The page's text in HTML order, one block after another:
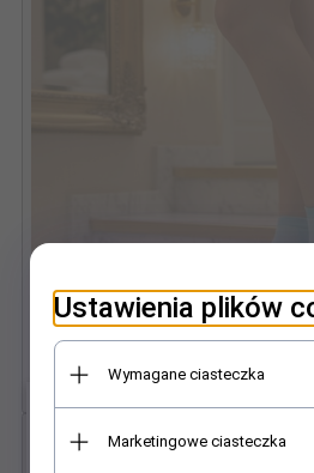
Ustawienia plików
Wymagane ciasteczka
Marketingowe ciasteczka